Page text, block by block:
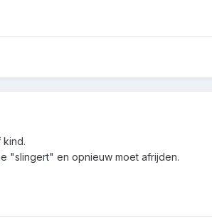
"slingert" en opnieuw moet afrijden.